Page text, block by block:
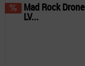
Mad Rock Drone
LV...